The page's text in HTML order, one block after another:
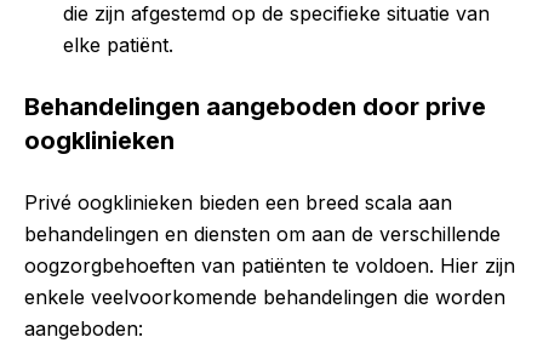
die zijn afgestemd op de specifieke situatie van
elke patiënt.
Behandelingen aangeboden door prive
oogklinieken
Privé oogklinieken bieden een breed scala aan
behandelingen en diensten om aan de verschillende
oogzorgbehoeften van patiënten te voldoen. Hier zijn
enkele veelvoorkomende behandelingen die worden
aangeboden: